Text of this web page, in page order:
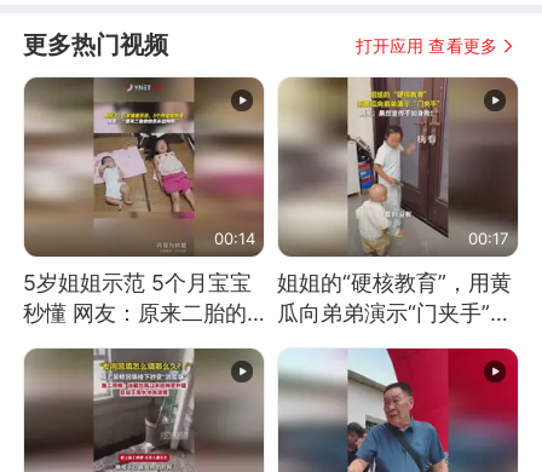
更多热门视频 打开应用 查看更多
00:14
5岁姐姐示范 5个月宝宝
秒懂 网友：原来二胎的
快乐长这样
00:17
姐姐的“硬核教育”，用黄
瓜向弟弟演示“门夹手”，
网友：果然言传不如身
教！